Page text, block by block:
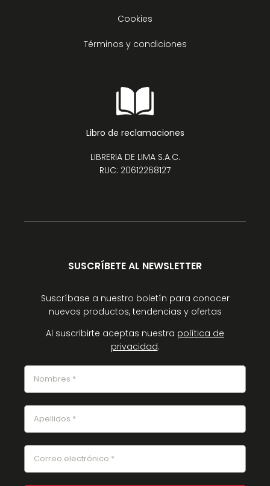
Cookies
Términos y condiciones
Libro de reclamaciones
LIBRERIA DE LIMA S.A.C.
RUC: 20612268127
SUSCRÍBETE AL NEWSLETTER
Suscríbase a nuestro boletín para conocer
nuevos productos, tendencias y ofertas
Al suscribirte aceptas nuestra política de
privacidad.